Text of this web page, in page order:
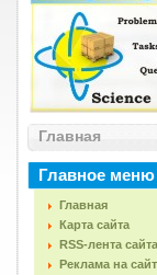
Главная
Главное меню
Главная
Карта сайта
RSS-лента сайта
Реклама на